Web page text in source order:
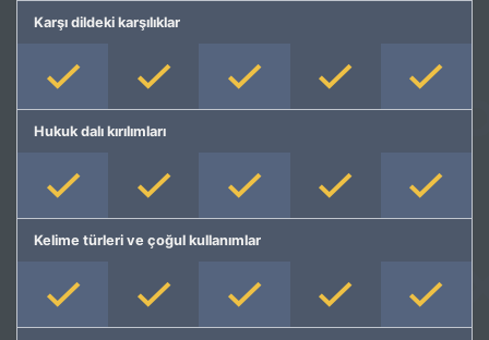
Karşı dildeki karşılıklar
Hukuk dalı kırılımları
Kelime türleri ve çoğul kullanımlar